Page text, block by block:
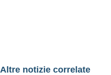
Altre notizie correlate